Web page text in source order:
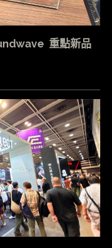
重點新品